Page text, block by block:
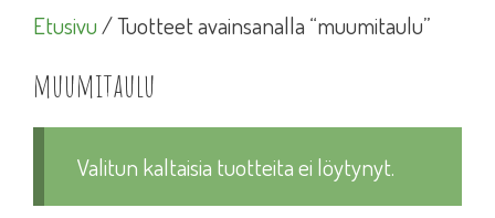
Etusivu/ Tuotteet avainsanalla “muumitaulu”
muumitaulu
Valitun kaltaisia tuotteita ei löytynyt.